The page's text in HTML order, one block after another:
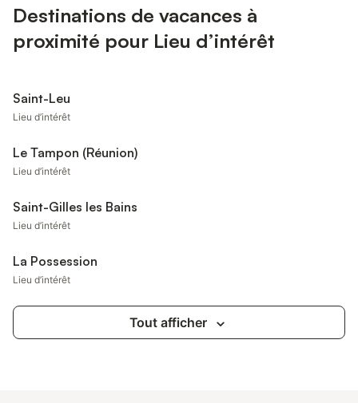
Destinations de vacances à
proximité pour Lieu d’intérêt
Saint-Leu
Lieu d’intérêt
Le Tampon (Réunion)
Lieu d’intérêt
Saint-Gilles les Bains
Lieu d’intérêt
La Possession
Lieu d’intérêt
Tout afficher